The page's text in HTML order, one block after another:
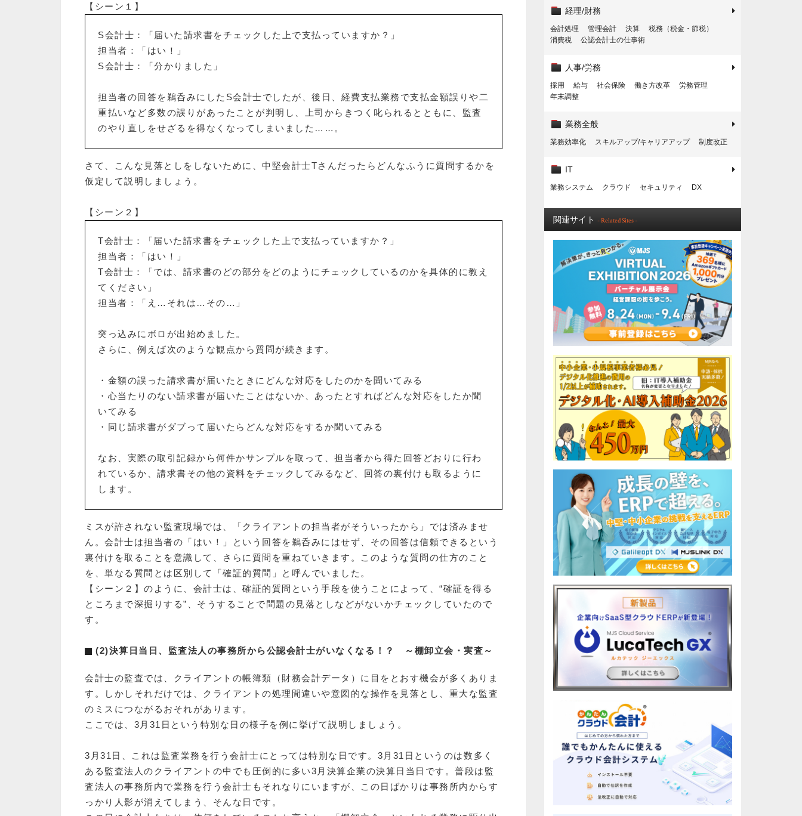
【シーン１】
S会計士：「届いた請求書をチェックした上で支払っていますか？」
担当者：「はい！」
S会計士：「分かりました」
担当者の回答を鵜呑みにしたS会計士でしたが、後日、経費支払業務で支払金額誤りや二
重払いなど多数の誤りがあったことが判明し、上司からきつく叱られるとともに、監査
のやり直しをせざるを得なくなってしまいました……。
さて、こんな見落としをしないために、中堅会計士Tさんだったらどんなふうに質問するかを
仮定して説明しましょう。
【シーン２】
T会計士：「届いた請求書をチェックした上で支払っていますか？」
担当者：「はい！」
T会計士：「では、請求書のどの部分をどのようにチェックしているのかを具体的に教え
てください」
担当者：「え…それは…その…」
突っ込みにボロが出始めました。
さらに、例えば次のような観点から質問が続きます。
・金額の誤った請求書が届いたときにどんな対応をしたのかを聞いてみる
・心当たりのない請求書が届いたことはないか、あったとすればどんな対応をしたか聞
いてみる
・同じ請求書がダブって届いたらどんな対応をするか聞いてみる
なお、実際の取引記録から何件かサンプルを取って、担当者から得た回答どおりに行わ
れているか、請求書その他の資料をチェックしてみるなど、回答の裏付けも取るように
します。
ミスが許されない監査現場では、「クライアントの担当者がそういったから」では済みませ
ん。会計士は担当者の「はい！」という回答を鵜呑みにはせず、その回答は信頼できるという
裏付けを取ることを意識して、さらに質問を重ねていきます。このような質問の仕方のこと
を、単なる質問とは区別して「確証的質問」と呼んでいました。
【シーン２】のように、会計士は、確証的質問という手段を使うことによって、“確証を得る
ところまで深掘りする”、そうすることで問題の見落としなどがないかチェックしていたので
す。
(2)決算日当日、監査法人の事務所から公認会計士がいなくなる！？ ～棚卸立会・実査～
会計士の監査では、クライアントの帳簿類（財務会計データ）に目をとおす機会が多くありま
す。しかしそれだけでは、クライアントの処理間違いや意図的な操作を見落とし、重大な監査
のミスにつながるおそれがあります。
ここでは、3月31日という特別な日の様子を例に挙げて説明しましょう。
3月31日、これは監査業務を行う会計士にとっては特別な日です。3月31日というのは数多く
ある監査法人のクライアントの中でも圧倒的に多い3月決算企業の決算日当日です。普段は監
査法人の事務所内で業務を行う会計士もそれなりにいますが、この日ばかりは事務所内からす
っかり人影が消えてしまう、そんな日です。
経理/財務
会計処理 管理会計 決算
税務（税金・節税）
消費税
公認会計士の仕事術
人事/労務
採用 給与 社会保険 働き方改革
労務管理
年末調整
業務全般
業務効率化 スキルアップ/キャリアアップ 制度改正
IT
業務システム クラウド セキュリティ DX
関連サイト - Related Sites -